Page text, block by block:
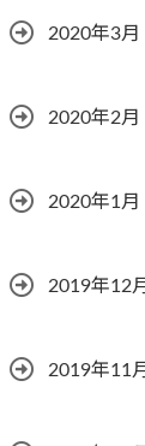
2020年3月
2020年2月
2020年1月
2019年12月
2019年11月